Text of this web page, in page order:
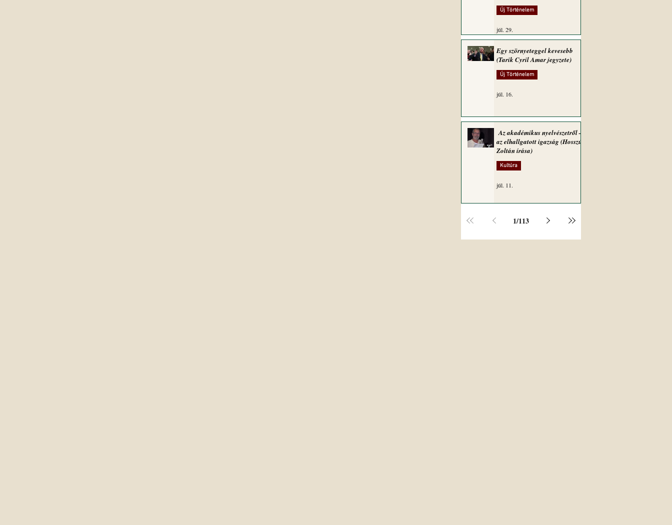
Új Történelem
júl. 29.
Egy szörnyeteggel kevesebb
(Tarik Cyril Amar jegyzete)
Új Történelem
júl. 16.
Az akadémikus nyelvészetről –
az elhallgatott igazság (Hosszú
Zoltán írása)
Kultúra
júl. 11.
1/113